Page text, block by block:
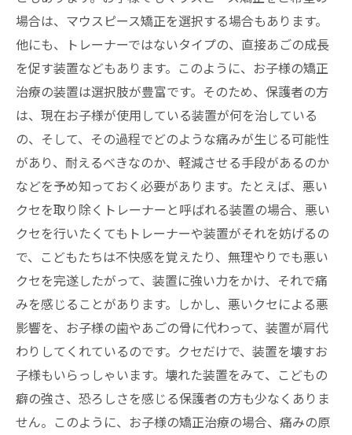
場合は、マウスピース矯正を選択する場合もあります。
他にも、トレーナーではないタイプの、直接あごの成長
を促す装置などもあります。このように、お子様の矯正
治療の装置は選択肢が豊富です。そのため、保護者の方
は、現在お子様が使用している装置が何を治している
の、そして、その過程でどのような痛みが生じる可能性
があり、耐えるべきなのか、軽減させる手段があるのか
などを予め知っておく必要があります。たとえば、悪い
クセを取り除くトレーナーと呼ばれる装置の場合、悪い
クセを行いたくてもトレーナーや装置がそれを妨げるの
で、こどもたちは不快感を覚えたり、無理やりでも悪い
クセを完遂したがって、装置に強い力をかけ、それで痛
みを感じることがあります。しかし、悪いクセによる悪
影響を、お子様の歯やあごの骨に代わって、装置が肩代
わりしてくれているのです。クセだけで、装置を壊すお
子様もいらっしゃいます。壊れた装置をみて、こどもの
癖の強さ、恐ろしさを感じる保護者の方も少なくありま
せん。このように、お子様の矯正治療の場合、痛みの原